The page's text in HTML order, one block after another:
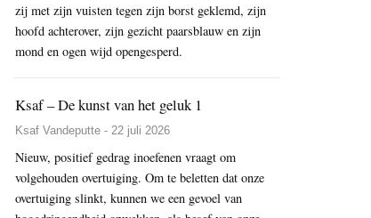
zij met zijn vuisten tegen zijn borst geklemd, zijn
hoofd achterover, zijn gezicht paarsblauw en zijn
mond en ogen wijd opengesperd.
Ksaf – De kunst van het geluk 1
Ksaf Vandeputte - 22 juli 2026
Nieuw, positief gedrag inoefenen vraagt om
volgehouden overtuiging. Om te beletten dat onze
overtuiging slinkt, kunnen we een gevoel van